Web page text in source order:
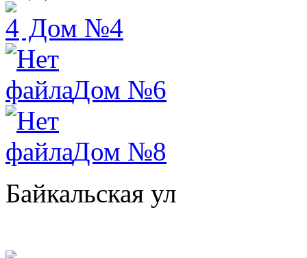
Дом №4
Дом №6
Дом №8
Байкальская ул